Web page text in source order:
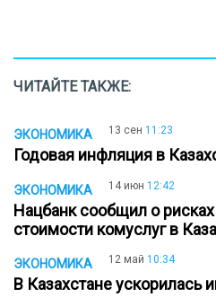
ЧИТАЙТЕ ТАКЖЕ:
ЭКОНОМИКА 13 сен 11:23
Годовая инфляция в
ЭКОНОМИКА 14 июн 12:42
Нацбанк сообщил о
стоимости комуслуг в
ЭКОНОМИКА 12 май 10:34
В Казахстане ускорилась